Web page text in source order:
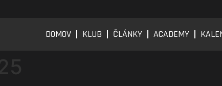
DOMOV KLUB ČLÁNKY ACADEMY